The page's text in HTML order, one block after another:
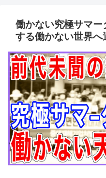
働かない究極サマ
する働かない世界へ